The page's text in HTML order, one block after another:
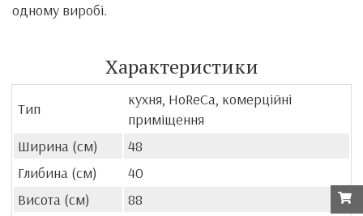
одному виробі.
Характеристики
Тип
кухня, HoReCa, комерційні
приміщення
Ширина (см)
48
Глибина (см)
40
Висота (см)
88